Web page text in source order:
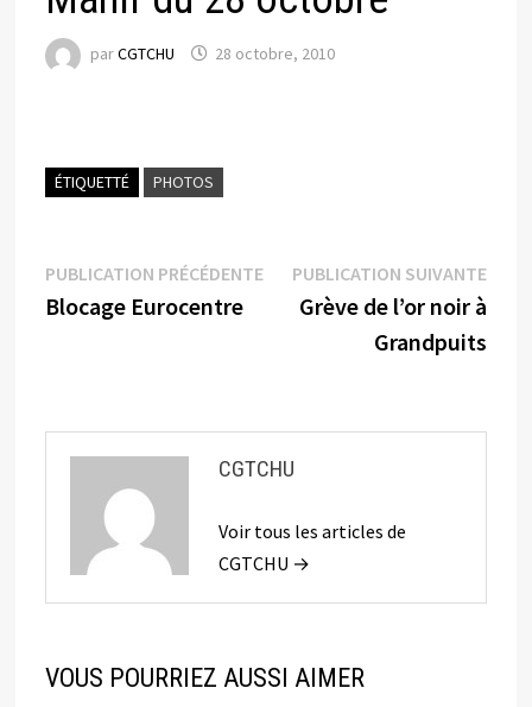
parCGTCHU 28 octobre, 2010
ÉTIQUETTÉ PHOTOS
Navigation
de
PUBLICATION PRÉCÉDENTEPublication
précédente :
Blocage Eurocentre
PUBLICATION SUIVANTE
Grève de l’or noir à
Grandpuits
CGTCHU
Voir tous les articles de
CGTCHU →
VOUS POURRIEZ AUSSI AIMER